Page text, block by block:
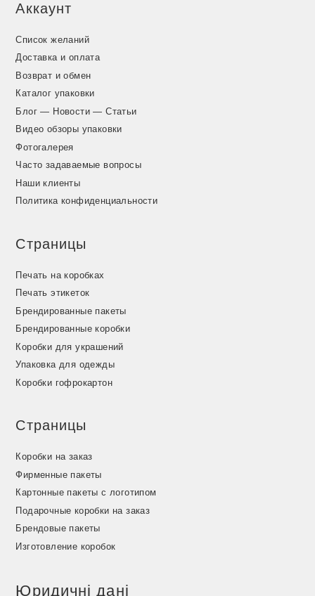
Аккаунт
Список желаний
Доставка и оплата
Возврат и обмен
Каталог упаковки
Блог — Новости — Статьи
Видео обзоры упаковки
Фотогалерея
Часто задаваемые вопросы
Наши клиенты
Политика конфиденциальности
Страницы
Печать на коробках
Печать этикеток
Брендированные пакеты
Брендированные коробки
Коробки для украшений
Упаковка для одежды
Коробки гофрокартон
Страницы
Коробки на заказ
Фирменные пакеты
Картонные пакеты с логотипом
Подарочные коробки на заказ
Брендовые пакеты
Изготовление коробок
Юридичні дані